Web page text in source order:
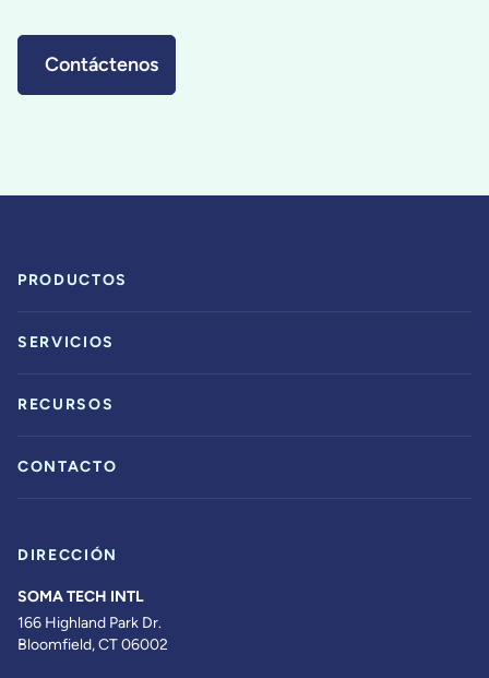
Contáctenos
PRODUCTOS
SERVICIOS
RECURSOS
CONTACTO
DIRECCIÓN
SOMA TECH INTL
166 Highland Park Dr.
Bloomfield, CT 06002